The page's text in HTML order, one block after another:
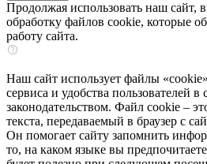
Продолжая использовать наш сайт,
обработку файлов cookie, которые
работу сайта.
Наш сайт использует файлы
сервиса и удобства пользователей в
законодательством. Файл cookie –
текста, передаваемый в браузер с
Он помогает сайту запомнить
то, на каком языке вы